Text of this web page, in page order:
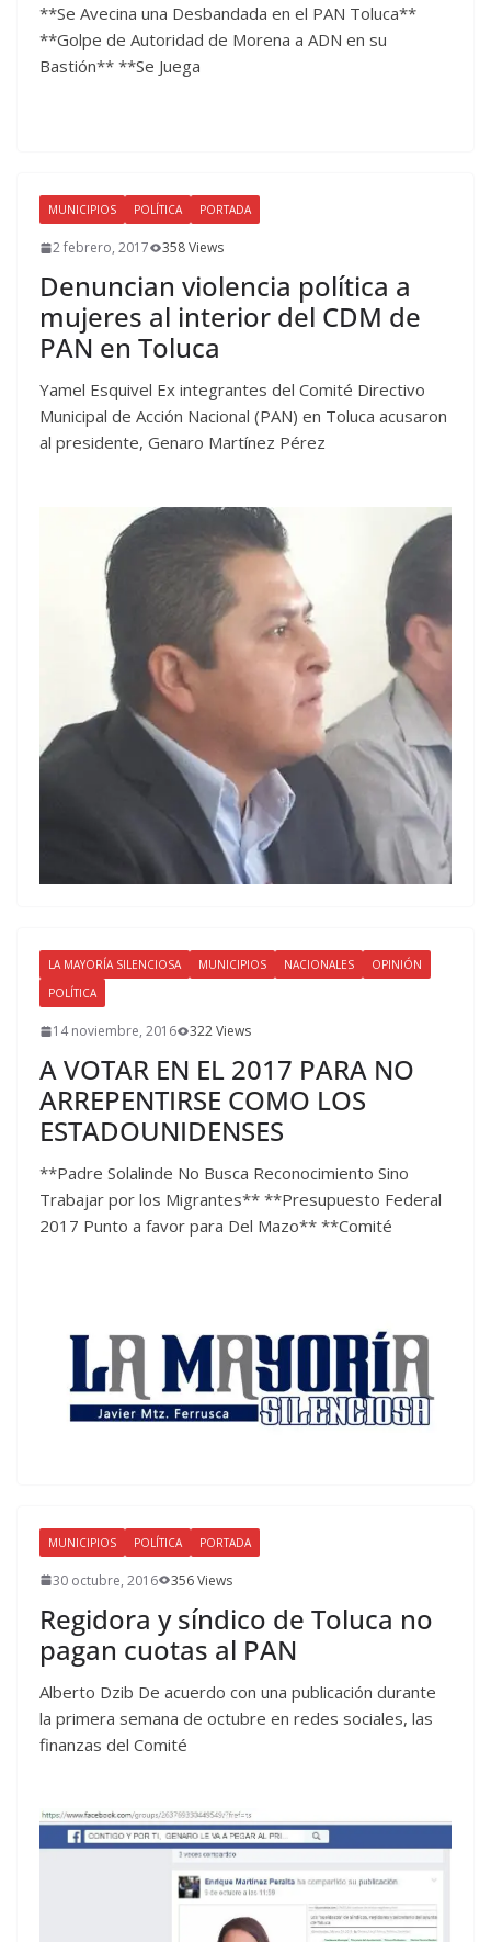
**Se Avecina una Desbandada en el PAN Toluca**
**Golpe de Autoridad de Morena a ADN en su
Bastión** **Se Juega
MUNICIPIOS POLÍTICA PORTADA
2 febrero, 2017 358 Views
Denuncian violencia política a
mujeres al interior del CDM de
PAN en Toluca
Yamel Esquivel Ex integrantes del Comité Directivo
Municipal de Acción Nacional (PAN) en Toluca acusaron
al presidente, Genaro Martínez Pérez
LA MAYORÍA SILENCIOSA MUNICIPIOS NACIONALES
OPINIÓN
POLÍTICA
14 noviembre, 2016 322 Views
A VOTAR EN EL 2017 PARA NO
ARREPENTIRSE COMO LOS
ESTADOUNIDENSES
**Padre Solalinde No Busca Reconocimiento Sino
Trabajar por los Migrantes** **Presupuesto Federal
2017 Punto a favor para Del Mazo** **Comité
MUNICIPIOS POLÍTICA PORTADA
30 octubre, 2016 356 Views
Regidora y síndico de Toluca no
pagan cuotas al PAN
Alberto Dzib De acuerdo con una publicación durante
la primera semana de octubre en redes sociales, las
finanzas del Comité